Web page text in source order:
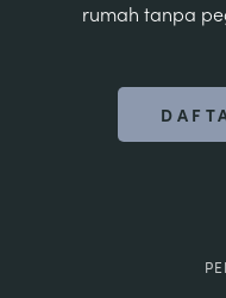
rumah tanpa